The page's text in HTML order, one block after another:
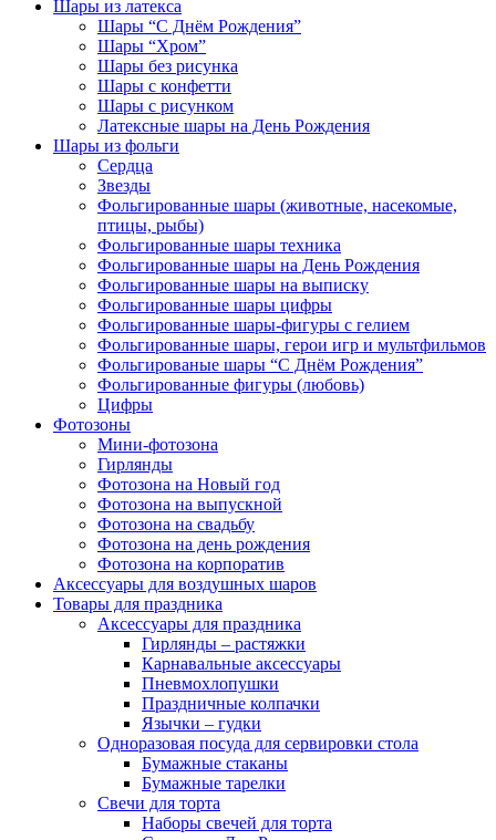
Шары из латекса
Шары “С Днём Рождения”
Шары “Хром”
Шары без рисунка
Шары с конфетти
Шары с рисунком
Латексные шары на День Рождения
Шары из фольги
Сердца
Звезды
Фольгированные шары (животные, насекомые,
птицы, рыбы)
Фольгированные шары техника
Фольгированные шары на День Рождения
Фольгированные шары на выписку
Фольгированные шары цифры
Фольгированные шары-фигуры с гелием
Фольгированные шары, герои игр и мультфильмов
Фольгированые шары “С Днём Рождения”
Фольгированные фигуры (любовь)
Цифры
Фотозоны
Мини-фотозона
Гирлянды
Фотозона на Новый год
Фотозона на выпускной
Фотозона на свадьбу
Фотозона на день рождения
Фотозона на корпоратив
Аксессуары для воздушных шаров
Товары для праздника
Аксессуары для праздника
Гирлянды – растяжки
Карнавальные аксессуары
Пневмохлопушки
Праздничные колпачки
Язычки – гудки
Одноразовая посуда для сервировки стола
Бумажные стаканы
Бумажные тарелки
Свечи для торта
Наборы свечей для торта